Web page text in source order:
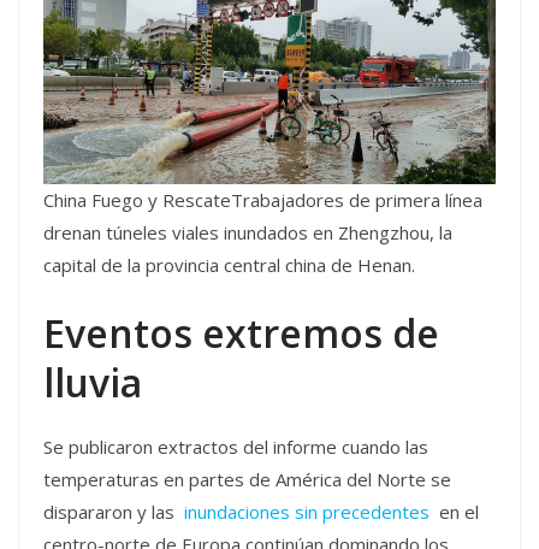
China Fuego y RescateTrabajadores de primera línea
drenan túneles viales inundados en Zhengzhou, la
capital de la provincia central china de Henan.
Eventos extremos de
lluvia
Se publicaron extractos del informe cuando las
temperaturas en partes de América del Norte se
dispararon y las inundaciones sin precedentes en el